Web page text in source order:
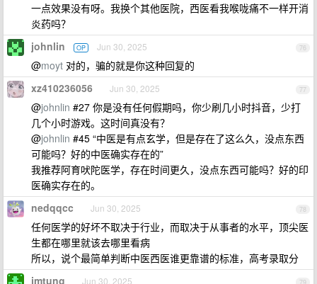
一点效果没有呀。我换个其他医院，西医看我喉咙痛不一样开消
炎药吗？
76
johnlin OP Jun 30, 2025
@moyt 对的，骗的就是你这种回复的
77
xz410236056 Jun 30, 2025
@johnlin #27 你是没有任何假期吗，你少刷几小时抖音，少打
几个小时游戏。这时间真没有？
@johnlin #45 “中医是有点玄学，但是存在了这么久，没点东西
可能吗？好的中医确实存在的”
我推荐阿育吠陀医学，存在时间更久，没点东西可能吗？好的印
医确实存在的。
78
nedqqcc Jun 30, 2025
任何医学的好坏不取决于行业，而取决于从事者的水平，顶尖医
生都在哪里就该去哪里看病
所以，说个最简单判断中医西医谁更靠谱的标准，高考录取分
jmtung Jun 30, 2025